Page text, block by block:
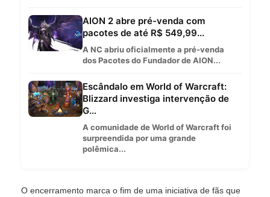
AION 2 abre pré-venda com
pacotes de até R$ 549,99...
A NC abriu oficialmente a pré-venda
dos Pacotes do Fundador de AION...
Escândalo em World of Warcraft:
Blizzard investiga intervenção de
G…
A comunidade de World of Warcraft foi
surpreendida por uma grande
polêmica...
O encerramento marca o fim de uma iniciativa de fãs que